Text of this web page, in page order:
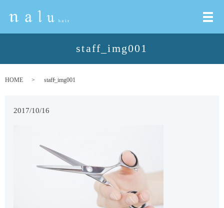
メ
staff_img001
HOME staff_img001
2017/10/16